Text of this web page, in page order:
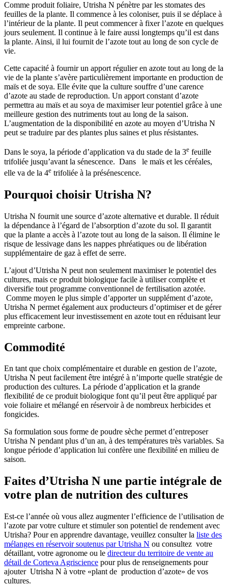
Comme produit foliaire, Utrisha N pénètre par les stomates des
feuilles de la plante. Il commence à les coloniser, puis il se déplace à
l’intérieur de la plante. Il peut commencer à fixer l’azote en quelques
jours seulement. Il continue à le faire aussi longtemps qu’il est dans
la plante. Ainsi, il lui fournit de l’azote tout au long de son cycle de
vie.
Cette capacité à fournir un apport régulier en azote tout au long de la
vie de la plante s’avère particulièrement importante en production de
maïs et de soya. Elle évite que la culture souffre d’une carence
d’azote au stade de reproduction. Un apport constant d’azote
permettra au maïs et au soya de maximiser leur potentiel grâce à une
meilleure gestion des nutriments tout au long de la saison.
L’augmentation de la disponibilité en azote au moyen d’Utrisha N
peut se traduire par des plantes plus saines et plus résistantes.
Dans le soya, la période d’application va du stade de la 3e feuille
trifoliée jusqu’avant la sénescence. Dans le maïs et les céréales,
elle va de la 4e trifoliée à la présénescence.
Pourquoi choisir Utrisha N?
Utrisha N fournit une source d’azote alternative et durable. Il réduit
la dépendance à l’égard de l’absorption d’azote du sol. Il garantit
que la plante a accès à l’azote tout au long de la saison. Il élimine le
risque de lessivage dans les nappes phréatiques ou de libération
supplémentaire de gaz à effet de serre.
L’ajout d’Utrisha N peut non seulement maximiser le potentiel des
cultures, mais ce produit biologique facile à utiliser complète et
diversifie tout programme conventionnel de fertilisation azotée.
Comme moyen le plus simple d’apporter un supplément d’azote,
Utrisha N permet également aux producteurs d’optimiser et de gérer
plus efficacement leur investissement en azote tout en réduisant leur
empreinte carbone.
Commodité
En tant que choix complémentaire et durable en gestion de l’azote,
Utrisha N peut facilement être intégré à n’importe quelle stratégie de
production des cultures. La période d’application et la grande
flexibilité de ce produit biologique font qu’il peut être appliqué par
voie foliaire et mélangé en réservoir à de nombreux herbicides et
fongicides.
Sa formulation sous forme de poudre sèche permet d’entreposer
Utrisha N pendant plus d’un an, à des températures très variables. Sa
longue période d’application lui confère une flexibilité en milieu de
saison.
Faites d’Utrisha N une partie intégrale de
votre plan de nutrition des cultures
Est-ce l’année où vous allez augmenter l’efficience de l’utilisation de
l’azote par votre culture et stimuler son potentiel de rendement avec
Utrisha? Pour en apprendre davantage, veuillez consulter la liste des
mélanges en réservoir soutenus par Utrisha N ou consultez votre
détaillant, votre agronome ou le directeur du territoire de vente au
détail de Corteva Agriscience pour plus de renseignements pour
ajouter Utrisha N à votre «plant de production d’azote» de vos
cultures.